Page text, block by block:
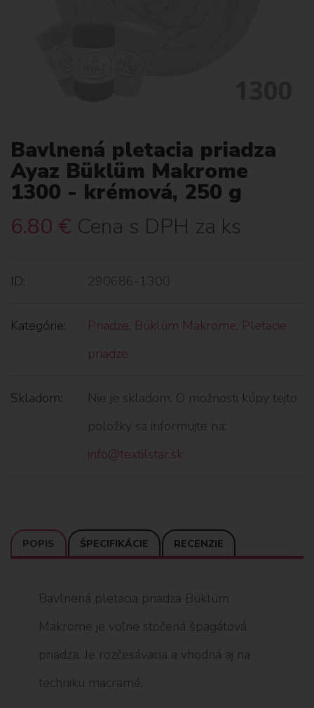
Bavlnená pletacia priadza
Ayaz Büklüm Makrome
1300 - krémová, 250 g
6.80 € Cena s DPH za ks
ID: 290686-1300
Kategórie: Priadze, Büklüm Makrome, Pletacie
priadze
Skladom:
Nie je skladom. O možnosti kúpy tejto
položky sa informujte na:
info@textilstar.sk
POPIS ŠPECIFIKÁCIE RECENZIE
Bavlnená pletacia priadza Büklüm
Makrome je voľne stočená špagátová
priadza. Je rozčesávacia a vhodná aj na
techniku macramé.